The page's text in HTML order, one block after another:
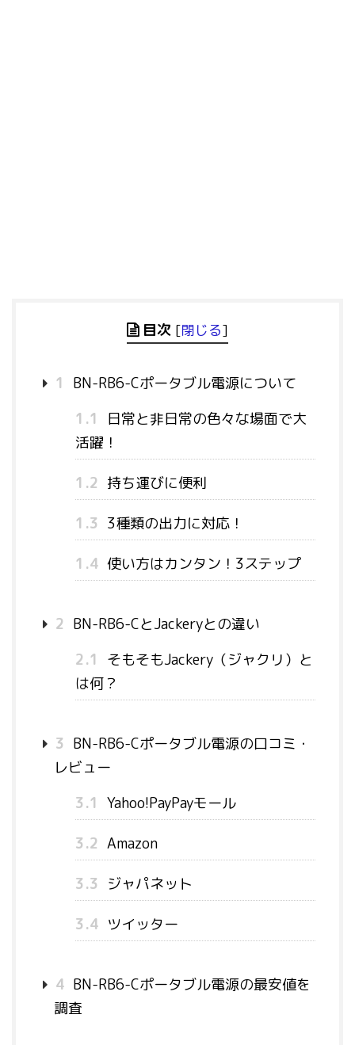
目次 [閉じる]
1
BN-RB6-Cポータブル電源について
1.1
日常と非日常の色々な場面で大
活躍！
1.2 持ち運びに便利
1.3 3種類の出力に対応！
1.4 使い方はカンタン！3ステップ
2 BN-RB6-CとJackeryとの違い
2.1
そもそもJackery（ジャクリ）と
は何？
3 BN-RB6-Cポータブル電源の口コミ・
レビュー
3.1 Yahoo!PayPayモール
3.2 Amazon
3.3 ジャパネット
3.4 ツイッター
4 BN-RB6-Cポータブル電源の最安値を
調査